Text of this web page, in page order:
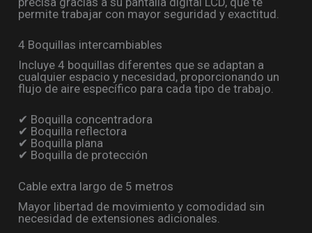
permite trabajar con mayor seguridad y exactitud.
4 Boquillas intercambiables
Incluye 4 boquillas diferentes que se adaptan a
cualquier espacio y necesidad, proporcionando un
flujo de aire específico para cada tipo de trabajo.
✔ Boquilla concentradora
✔ Boquilla reflectora
✔ Boquilla plana
✔ Boquilla de protección
Cable extra largo de 5 metros
Mayor libertad de movimiento y comodidad sin
necesidad de extensiones adicionales.